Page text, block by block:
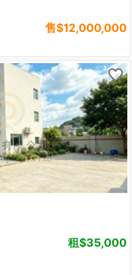
售$12,000,000
租$35,000